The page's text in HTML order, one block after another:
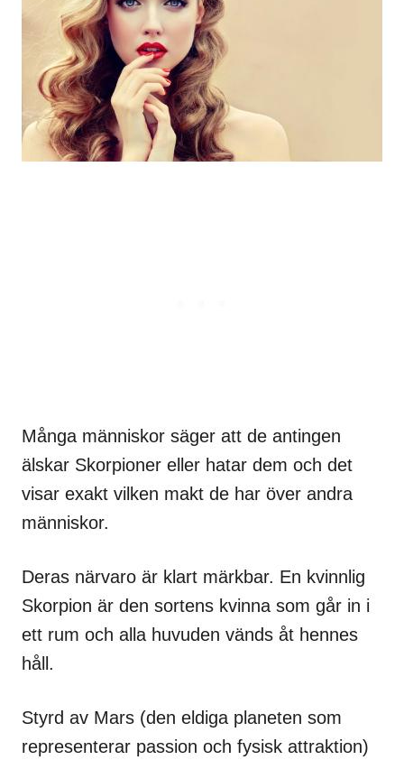
Många människor säger att de antingen
älskar Skorpioner eller hatar dem och det
visar exakt vilken makt de har över andra
människor.
Deras närvaro är klart märkbar. En kvinnlig
Skorpion är den sortens kvinna som går in i
ett rum och alla huvuden vänds åt hennes
håll.
Styrd av Mars (den eldiga planeten som
representerar passion och fysisk attraktion)